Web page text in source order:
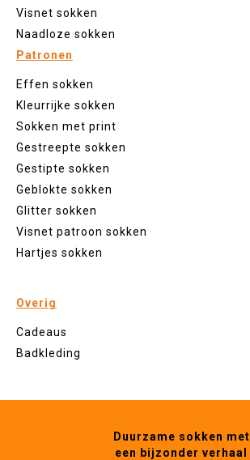
Visnet sokken
Naadloze sokken
Patronen
Effen sokken
Kleurrijke sokken
Sokken met print
Gestreepte sokken
Gestipte sokken
Geblokte sokken
Glitter sokken
Visnet patroon sokken
Hartjes sokken
Overig
Cadeaus
Badkleding
Duurzame sokken met
een bijzonder verhaal